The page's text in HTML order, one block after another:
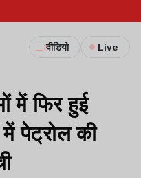
वीडियो Live
में फिर हुई
में पेट्रोल की